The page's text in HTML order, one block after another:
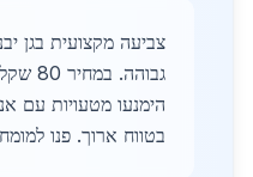
צביעה מקצועית בגן
הימנעו מטעויות עם
בטווח ארוך. פנו